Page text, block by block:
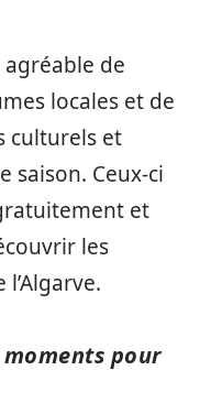
de
locales et de
culturels et
saison. Ceux-ci
et
les
pour